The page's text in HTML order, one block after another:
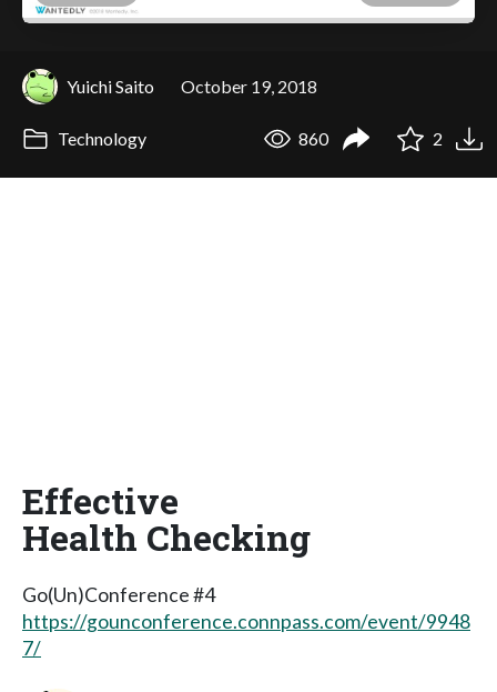
Yuichi Saito October 19, 2018
Technology 860 2
Effective
Health Checking
Go(Un)Conference #4
https://gounconference.connpass.com/event/9948
7/